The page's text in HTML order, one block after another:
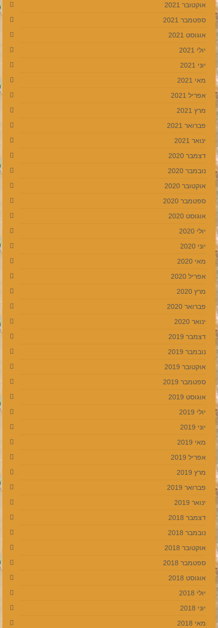
אוקטובר 2021
ספטמבר 2021
אוגוסט 2021
יולי 2021
יוני 2021
מאי 2021
אפריל 2021
מרץ 2021
פברואר 2021
ינואר 2021
דצמבר 2020
נובמבר 2020
אוקטובר 2020
ספטמבר 2020
אוגוסט 2020
יולי 2020
יוני 2020
מאי 2020
אפריל 2020
מרץ 2020
פברואר 2020
ינואר 2020
דצמבר 2019
נובמבר 2019
אוקטובר 2019
ספטמבר 2019
אוגוסט 2019
יולי 2019
יוני 2019
מאי 2019
אפריל 2019
מרץ 2019
פברואר 2019
ינואר 2019
דצמבר 2018
נובמבר 2018
אוקטובר 2018
ספטמבר 2018
אוגוסט 2018
יולי 2018
יוני 2018
מאי 2018